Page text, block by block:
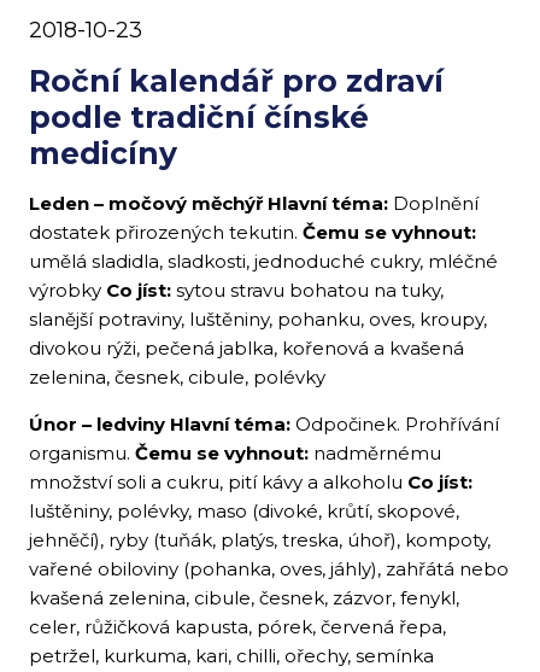
2018-10-23
Roční kalendář pro zdraví
podle tradiční čínské
medicíny
Leden – močový měchýř Hlavní téma: Doplnění
dostatek přirozených tekutin. Čemu se vyhnout:
umělá sladidla, sladkosti, jednoduché cukry, mléčné
výrobky Co jíst: sytou stravu bohatou na tuky,
slanější potraviny, luštěniny, pohanku, oves, kroupy,
divokou rýži, pečená jablka, kořenová a kvašená
zelenina, česnek, cibule, polévky
Únor – ledviny Hlavní téma: Odpočinek. Prohřívání
organismu. Čemu se vyhnout: nadměrnému
množství soli a cukru, pití kávy a alkoholu Co jíst:
luštěniny, polévky, maso (divoké, krůtí, skopové,
jehněčí), ryby (tuňák, platýs, treska, úhoř), kompoty,
vařené obiloviny (pohanka, oves, jáhly), zahřátá nebo
kvašená zelenina, cibule, česnek, zázvor, fenykl,
celer, růžičková kapusta, pórek, červená řepa,
petržel, kurkuma, kari, chilli, ořechy, semínka